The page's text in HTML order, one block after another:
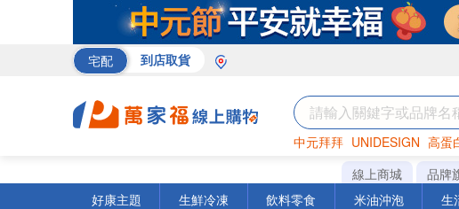
宅配 到店取貨
中元拜拜 UNIDESIGN 高蛋
罐頭 咖啡 海苔
線上商城 品牌
好康主題
生鮮冷凍 飲料零食 米油沖泡 生